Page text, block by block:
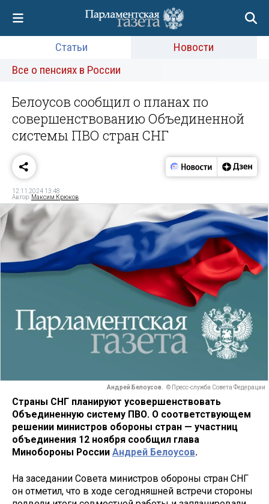
Статьи
Новости
Все о пенсиях в России
Белоусов сообщил о планах по
совершенствованию Объединенной
системы ПВО стран СНГ
12.11.2024 13:48
Автор: Максим Крюков
Андрей Белоусов. © Пресс-служба Совета Федерации
Страны СНГ планируют усовершенствовать
Объединенную систему ПВО. О соответствующем
решении министров обороны стран — участниц
объединения 12 ноября сообщил глава
Минобороны России Андрей Белоусов.
На заседании Совета министров обороны стран СНГ
он отметил, что в ходе сегодняшней встречи стороны